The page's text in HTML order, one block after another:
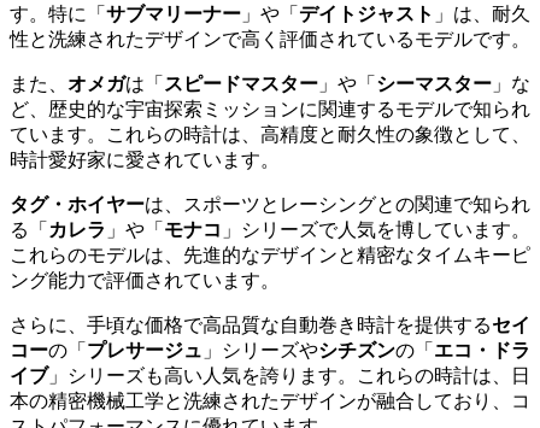
す。特に「 サブマリーナー 」や「 デイトジャスト 」は、耐久
性と洗練されたデザインで高く評価されているモデルです。
また、 オメガは「 スピードマスター 」や「 シーマスター 」な
ど、歴史的な宇宙探索ミッションに関連するモデルで知られ
ています。これらの時計は、高精度と耐久性の象徴として、
時計愛好家に愛されています。
タグ・ホイヤーは、スポーツとレーシングとの関連で知られ
る「 カレラ 」や「 モナコ 」シリーズで人気を博しています。
これらのモデルは、先進的なデザインと精密なタイムキーピ
ング能力で評価されています。
さらに、手頃な価格で高品質な自動巻き時計を提供するセイ
コーの「 プレサージュ 」シリーズやシチズンの「 エコ・ドラ
イブ」シリーズも高い人気を誇ります。これらの時計は、日
本の精密機械工学と洗練されたデザインが融合しており、コ